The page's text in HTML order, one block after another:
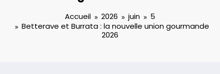
Accueil 2026 juin
5
Betterave et Burrata : la nouvelle union gourmande
2026